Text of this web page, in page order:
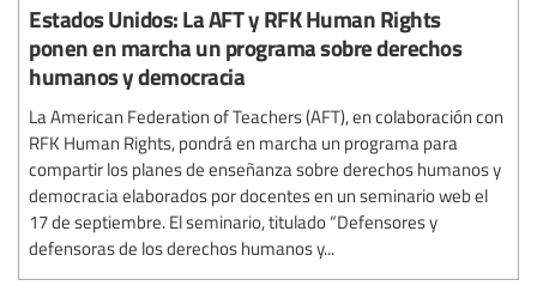
Estados Unidos: La AFT y RFK Human Rights
ponen en marcha un programa sobre derechos
humanos y democracia
La American Federation of Teachers (AFT), en colaboración con
RFK Human Rights, pondrá en marcha un programa para
compartir los planes de enseñanza sobre derechos humanos y
democracia elaborados por docentes en un seminario web el
17 de septiembre. El seminario, titulado “Defensores y
defensoras de los derechos humanos y...